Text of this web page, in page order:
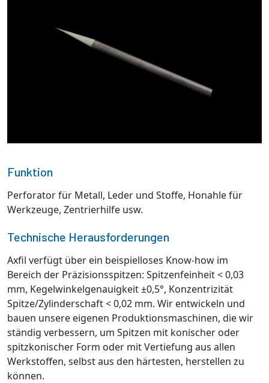
Funktion
Perforator für Metall, Leder und Stoffe, Honahle für
Werkzeuge, Zentrierhilfe usw.
Technische Herausforderungen
Axfil verfügt über ein beispielloses Know-how im
Bereich der Präzisionsspitzen: Spitzenfeinheit < 0,03
mm, Kegelwinkelgenauigkeit ±0,5°, Konzentrizität
Spitze/Zylinderschaft < 0,02 mm. Wir entwickeln und
bauen unsere eigenen Produktionsmaschinen, die wir
ständig verbessern, um Spitzen mit konischer oder
spitzkonischer Form oder mit Vertiefung aus allen
Werkstoffen, selbst aus den härtesten, herstellen zu
können.